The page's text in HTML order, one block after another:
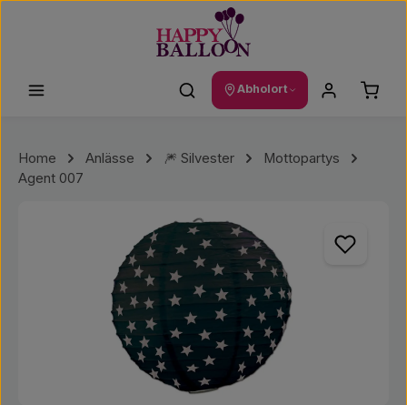
Abholort
Home Anlässe 🎆 Silvester
Mottopartys
Agent 007